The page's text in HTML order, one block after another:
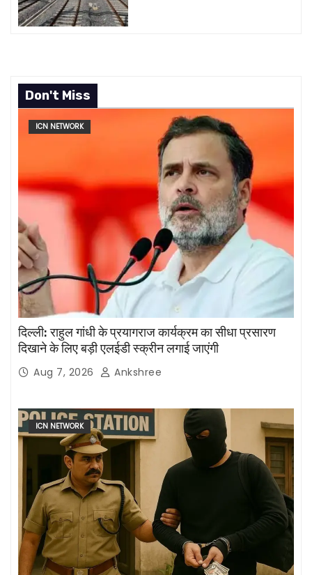
Don't Miss
ICN NETWORK
दिल्ली: राहुल गांधी के प्रयागराज कार्यक्रम का सीधा प्रसारण
दिखाने के लिए बड़ी एलईडी स्क्रीन लगाई जाएंगी
Aug 7, 2026 Ankshree
ICN NETWORK